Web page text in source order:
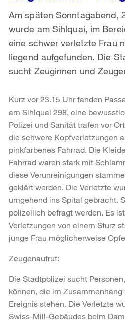
Am späten Sonntagabend,
wurde am Sihlquai, im
eine schwer verletzte Frau
liegend aufgefunden. Die
sucht Zeuginnen und
Kurz vor 23.15 Uhr fanden
am Sihlquai 298, eine
Polizei und Sanität trafen vor
die schwere Kopfverletzungen
pinkfarbenes Fahrrad. Die
Fahrrad waren stark mit
diese Verunreinigungen
geklärt werden. Die Verletzte
umgehend ins Spital gebracht.
polizeilich befragt werden. Es
Verletzungen von einem Sturz
junge Frau möglicherweise
Zeugenaufruf:
Die Stadtpolizei sucht
können, die im
Ereignis stehen. Die Verletzte
Swiss-Mill-Gebäudes beim